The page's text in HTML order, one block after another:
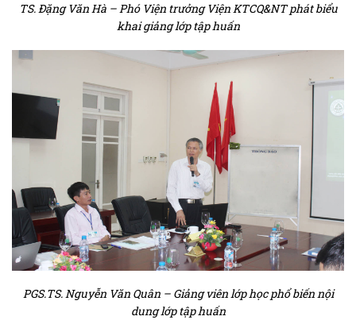
TS. Đặng Văn Hà – Phó Viện trưởng Viện KTCQ&NT phát biểu
khai giảng lớp tập huấn
PGS.TS. Nguyễn Văn Quân – Giảng viên lớp học phổ biến nội
dung lớp tập huấn